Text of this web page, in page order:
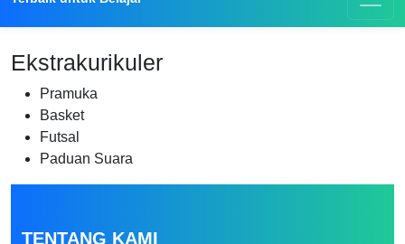
Ekstrakurikuler
Pramuka
Basket
Futsal
Paduan Suara
TENTANG KAMI